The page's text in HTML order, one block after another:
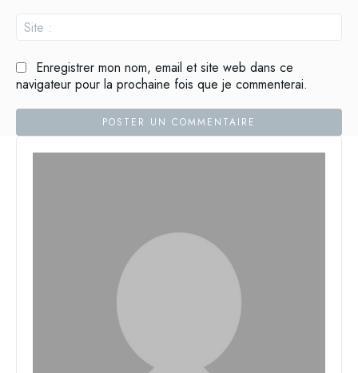
Enregistrer mon nom, email et site web dans ce
navigateur pour la prochaine fois que je commenterai.